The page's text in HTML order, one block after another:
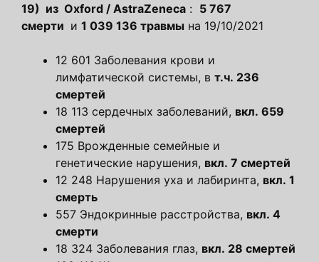
19) из Oxford / AstraZeneca : 5 767
смерти и 1 039 136 травмы на 19/10/2021
12 601 Заболевания крови и
лимфатической системы, в т.ч. 236
смертей
18 113 сердечных заболеваний, вкл. 659
смертей
175 Врожденные семейные и
генетические нарушения, вкл. 7 смертей
12 248 Нарушения уха и лабиринта, вкл. 1
смерть
557 Эндокринные расстройства, вкл. 4
смерти
18 324 Заболевания глаз, вкл. 28 смертей